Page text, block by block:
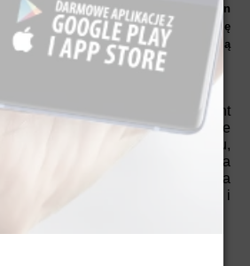
wykorzystania potencjału okien
osłony okienne. Przyjrzymy się
– od markiz po rolety – które pozwalają
na poddaszu.
dziś niezbędny element
który łączy w sobie
i estetykę. W ramach remontu,
domu lub też przygotowania
na nadchodzące lato można
osłony. Jak je wybrać i